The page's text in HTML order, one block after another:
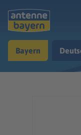
Musik & Radio
Bayern